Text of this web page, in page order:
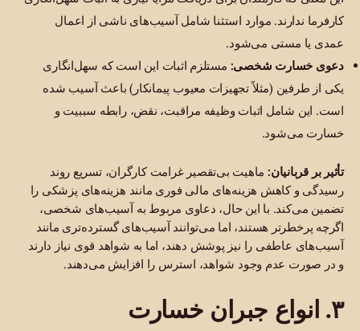
کارفرما ندارند. موارد استثنا شامل آسیب‌های ناشی از اعمال
عمدی یا مستی می‌شود.
دعوی خسارت شخصی: مستلزم اثبات این است که سهل‌انگاری
یکی از طرفین (مثلاً تجهیزات معیوب پیمانکار) باعث آسیب شده
است. این شامل اثبات وظیفه مراقبت، نقض، رابطه سببیت و
خسارت می‌شود.
تأثیر بر قربانیان:ماهیت بی‌تقصیر غرامت کارگران، تسریع روند
رسیدگی و کاهش هزینه‌های مالی فوری مانند هزینه‌های پزشکی را
تضمین می‌کند. با این حال، دعاوی مربوط به آسیب‌های شخصی،
اگرچه پرخطرتر هستند، اما می‌توانند آسیب‌های گسترده‌تری مانند
آسیب‌های عاطفی را نیز پوشش دهند، اما به شواهد قوی نیاز دارند
و در صورت عدم وجود شواهد، استرس را افزایش می‌دهند.
۳. انواع جبران خسارت